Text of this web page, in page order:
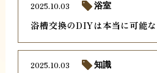
浴槽交換のDIYは本当に可能
2025.10.03 浴室
2025.10.03 知識